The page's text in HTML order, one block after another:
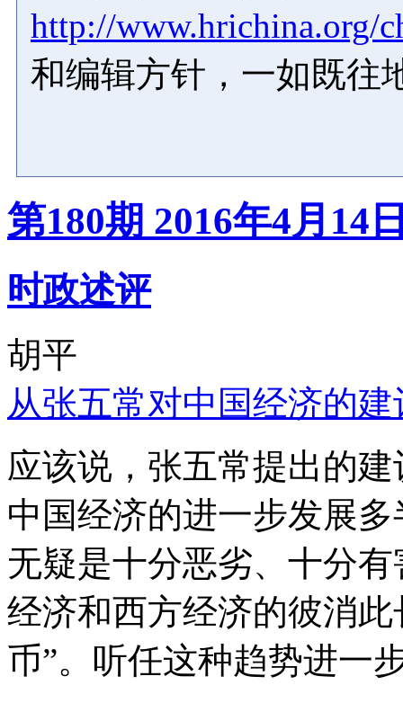
http://www.hrichina.org/
和编辑方针，一如既往
第180期 2016年4月14
时政述评
胡平
从张五常对中国经济的
应该说，张五常提出的
中国经济的进一步发展
无疑是十分恶劣、十分
经济和西方经济的彼消
币”。听任这种趋势进一